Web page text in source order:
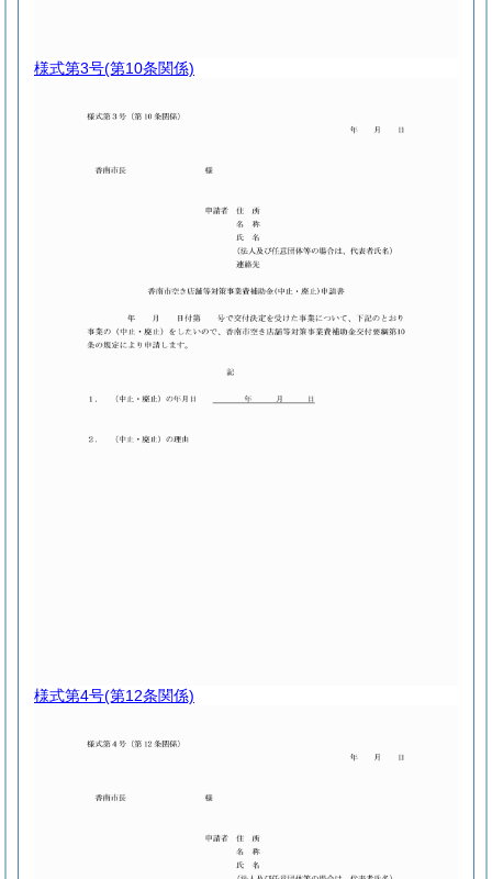
様式第3号(第10条関係)
様式第4号(第12条関係)